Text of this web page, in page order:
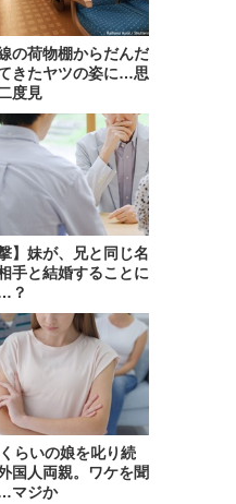
の荷物棚からだんだ
きたヤツの姿に…思
度見
撃】妹が、兄と同じ名
手と結婚することに
？
らいの娘を叱り続
国人両親。ワケを聞
マジか